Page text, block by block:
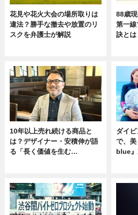
花見や花火大会の場所取りは
違法？勝手な撤去や放置のリ
スクを弁護士が解説
88歳
第一
訣と
10年以上売れ続ける商品と
は？デザイナー・安積伸が語
る「長く価値を生む…
ダイ
で、
blue